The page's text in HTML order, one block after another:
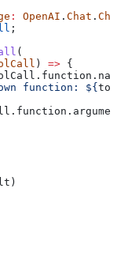
: OpenAI . Chat .
;
(
) => {
. function .
function: ${
. function .
)